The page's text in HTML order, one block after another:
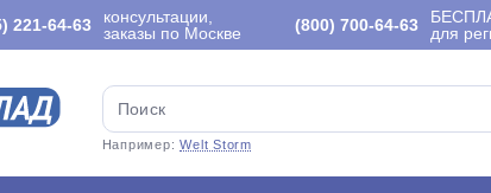
221-64-63
консультации,
заказы по Москве
(800) 700-64-63
для
Например:Welt Storm